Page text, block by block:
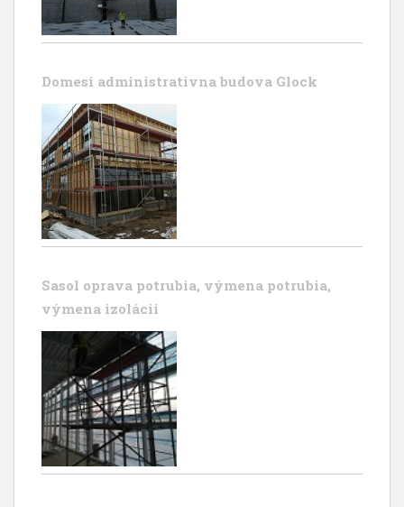
Domesi administrativna budova Glock
Sasol oprava potrubia, výmena potrubia,
výmena izolácii